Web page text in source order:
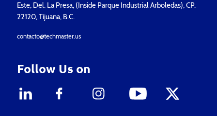
Este, Del. La Presa, (Inside Parque Industrial Arboledas), CP.
22120, Tijuana, B.C.
contacto@techmaster.us
Follow Us on